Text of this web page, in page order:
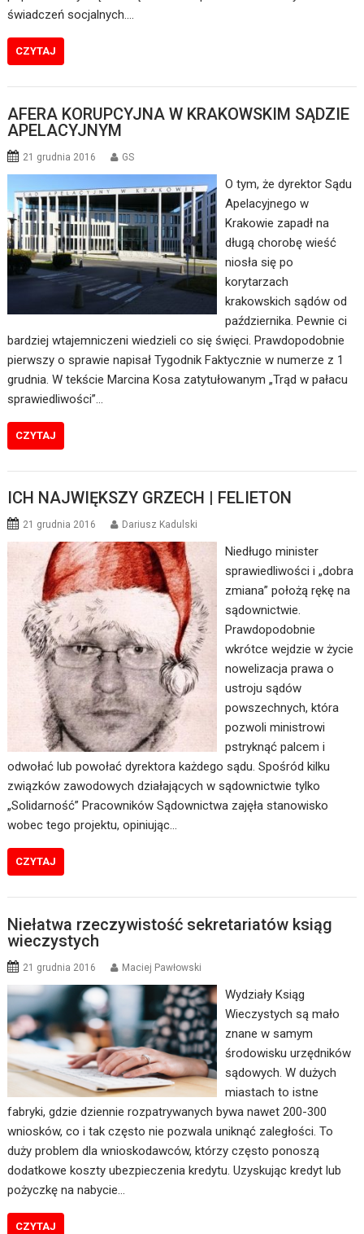
świadczeń socjalnych.…
CZYTAJ
AFERA KORUPCYJNA W KRAKOWSKIM SĄDZIE
APELACYJNYM
21 grudnia 2016 GS
O tym, że dyrektor Sądu
Apelacyjnego w
Krakowie zapadł na
długą chorobę wieść
niosła się po
korytarzach
krakowskich sądów od
października. Pewnie ci
bardziej wtajemniczeni wiedzieli co się święci. Prawdopodobnie
pierwszy o sprawie napisał Tygodnik Faktycznie w numerze z 1
grudnia. W tekście Marcina Kosa zatytułowanym „Trąd w pałacu
sprawiedliwości”…
CZYTAJ
ICH NAJWIĘKSZY GRZECH | FELIETON
21 grudnia 2016 Dariusz Kadulski
Niedługo minister
sprawiedliwości i „dobra
zmiana” położą rękę na
sądownictwie.
Prawdopodobnie
wkrótce wejdzie w życie
nowelizacja prawa o
ustroju sądów
powszechnych, która
pozwoli ministrowi
pstryknąć palcem i
odwołać lub powołać dyrektora każdego sądu. Spośród kilku
związków zawodowych działających w sądownictwie tylko
„Solidarność” Pracowników Sądownictwa zajęła stanowisko
wobec tego projektu, opiniując…
CZYTAJ
Niełatwa rzeczywistość sekretariatów ksiąg
wieczystych
21 grudnia 2016 Maciej Pawłowski
Wydziały Ksiąg
Wieczystych są mało
znane w samym
środowisku urzędników
sądowych. W dużych
miastach to istne
fabryki, gdzie dziennie rozpatrywanych bywa nawet 200-300
wniosków, co i tak często nie pozwala uniknąć zaległości. To
duży problem dla wnioskodawców, którzy często ponoszą
dodatkowe koszty ubezpieczenia kredytu. Uzyskując kredyt lub
pożyczkę na nabycie…
CZYTAJ